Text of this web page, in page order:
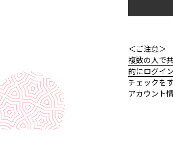
＜ご注意＞
複数の人で
的にログイ
チェックを
アカウント